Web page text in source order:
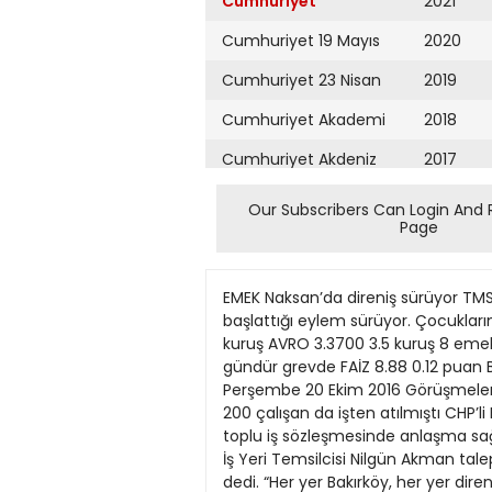
Cumhuriyet 19 Mayıs
Cumhuriyet 23 Nisan
Cumhuriyet Akademi
Cumhuriyet Akdeniz
Cumhuriyet Alışveriş
Cumhuriyet Ankara
Cumhuriyet Büyük
Taaruz
Cumhuriyet
Cumartesi
Cumhuriyet Çevre
2020
2019
2018
2017
2016
2015
2013
2012
2011
2010
2009
Our Subscribers Can Login And
Page
EMEK Naksan’da direniş sürüyor TMSF’ye devredilen 6 bin kişinin çalıştığı Naksan Holding’de çalışanların, 3 aydır ücret alamadıkları için başlattığı eylem sürüyor. Çocuklarını okula gönderemediğini söyleyen işçiler, ücretlerin tam olarak ödenmesini istiyor. DOLAR 3.0750 2.7 kuruş AVRO 3.3700 3.5 kuruş 8 emek@cumhuriyet.com.tr TASARIM: SERPİL ÜNAY Belediye işçisiAgtıeliarsintaeinlşiıçnyimolearrsiın dört gündür grevde FAİZ 8.88 0.12 puan BORSA 79.210 869 puan ALTIN CUMHURİYET ALTIN 24 AYAR 842.88 1.98 kuruş 125.70 0.3 kuruş Perşembe 20 Ekim 2016 Görüşmeleri yedi aydır sürmesine karşın toplusözleşmenin bağıtlanamaması üzerine 480 işçinin grevi sürüyor. 200 çalışan da işten atılmıştı CHP’li Bakırköy Belediyesi ile Türkİş’e bağlı Belediyeİş Sendikası arasında mart ayından itibaren yürütülen toplu iş sözleşmesinde anlaşma sağlanamaması üzerine başlayan grev 3. gününde devam etti. Belediyeİş Sendikası Bakırköy Belediyesi İş Yeri Temsilcisi Nilgün Akman taleplerinin toplusözleşmenin imzalanması olduğunu söyleyerek “hakkımızı alana kadar grevde olacağız” dedi. “Her yer Bakırköy, her yer direniş”, “Kurtuluş yok tek başına, ya hep beraber ya hiçbirimiz”, “Sözleşme hakkımız söke söke alırız” sloganlarının atıldığı grevde dün basın açıklaması yapıldı. Basın açıklamasını okuyan Belediyeİş Sendikası İstanbul 2 No’lu Şube Başkanı Erol Özdemir, İstanbul Büyükşehir Belediyesi’nin 38 ilçe belediyesinde toplu iş sözleşmelerinin yürürlüğe konulduğunu belirterek, “Sendikamız ile Bakırköy Belediyesi arasında 7 aya yakın bir süre geçmesine karşın anlaşma sağlanamamıştır. İşveren, görüşmeler esnasında her defasında anlaşma zemininden uzaklaştırıcı gerekçeler öne sürmüştür. Belediye yönetimi, Çalışma ve Sosyal Güvenlik Bakanlığı’nca ilgili mevzuat gereği sendikamıza verilen toplu iş sözleşmesi yapma yet Belediye İş Sendikası, toplu iş sözleşmesi kapsamında maaşlarda yüzde 9 oranında, birinci ve ikinci yıl için ise enflasyon artış oranı kadar zam yapılmasını talep etti. Sendika ayrıca işçilerin sosyal haklarının da düzeltilmesini istedi. kisi içerisinde bulunan üyelerimizin bir bölümünün imzalanacak sözleşmenin dışında tutmak istemektedir. Bu yaklaşım, anayasal ve yasal bir hak olan sendikalaşma ve toplu pazarlık hakkını bilerek ya da bilmeyerek doğrudan tahammülsüzlük ve saldırıdır” diye konuştu. Kapsam dışı yok Çalışma ve Sosyal Güvenlik Bakanlığı tarafından kendilerine toplu iş sözleşmesi hakkı tanınmasına rağmen belediyenin Tiyatro Müdürlüğü’ndeki üyelerinin bu kapsamın dışında tutulmasını kabul etmeyeceklerini belirten